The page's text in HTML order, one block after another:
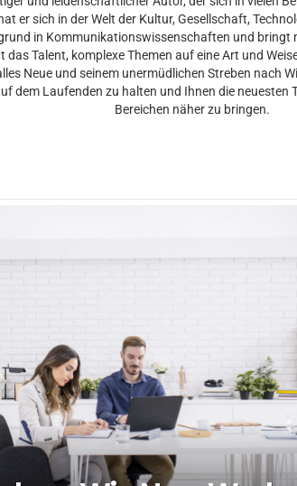
er sich in der Welt der Kultur, Gesellschaft,
in Kommunikationswissenschaften und bringt
das Talent, komplexe Themen auf eine Art und
Neue und seinem unermüdlichen Streben nach
dem Laufenden zu halten und Ihnen die neuesten
Bereichen näher zu bringen.